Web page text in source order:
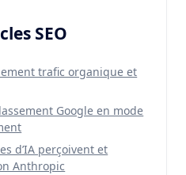
SEO
trafic organique et
Google en mode
d’IA perçoivent et
Anthropic